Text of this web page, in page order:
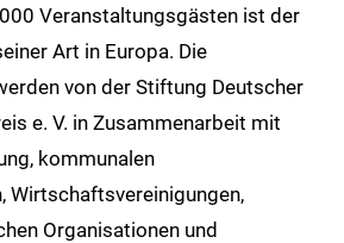
Veranstaltungsgästen ist der
Art in Europa. Die
von der Stiftung Deutscher
e. V. in Zusammenarbeit mit
kommunalen
Wirtschaftsvereinigungen,
Organisationen und